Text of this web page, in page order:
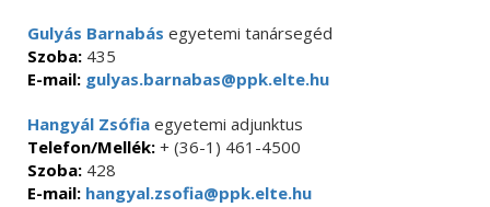
Gulyás Barnabás egyetemi tanársegéd
Szoba: 435
E-mail: gulyas.barnabas@ppk.elte.hu
Hangyál Zsófia egyetemi adjunktus
Telefon/Mellék: + (36-1) 461-4500
Szoba: 428
E-mail: hangyal.zsofia@ppk.elte.hu